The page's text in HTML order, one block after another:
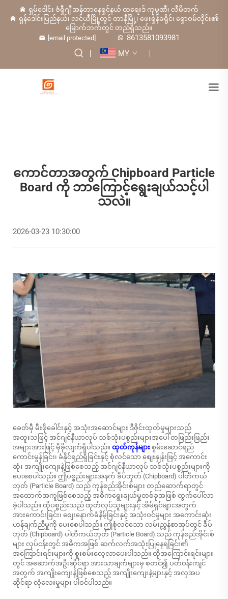
ရှမ်ဒေါင်း ဇံရှီဂျီ အန်တာနေရှင်နယ် ထရေးဒ် ကုမ္ပဏီ၊ လီမိတက်
ရှန်ဒေါင်းပြည်နယ်၊ လင်ယီမြို့တွင် တာနီမြို့၊ ဖေးရှဲန်ခရိုင်၊ ရှောဝမ်လိုင်း၏
မြောက်ဘက်တွင် တည်ရှိသည်။
[email protected]
8613581093981
MY
ကောင်တာအတွက် Chipboard Particle
Board ကို ဘာကြောင့်ရွေးချယ်သင့်ပါ
သလဲ။
2026-03-23 10:30:00
ခေတ်မှီ မီးဖိုခေါင်းနှင့် အသုံးအဆောင်များ ဒီဇိုင်းထုတ်မှုများသည်
အထူးသဖြင့် အင်ဂျင်နီယာလုပ် သစ်သုံးပစ္စည်းများအပေါ် တဖြည်းဖြည်း
အများအားဖြင့် မှီခိုလျက်ရှိပါသည်။ ထုတ်ကုန်များ စွမ်းဆောင်ရည်
ကောင်းမွန်ခြင်း၊ ခံနိုင်ရည်ရှိခြင်းနှင့် စုံလင်သော စျေးနှုန်းဖြင့် အကောင်း
ဆုံး အကျိုးကျေးနဲ့ဖြစ်စေသည့် အင်ဂျင်နီယာလုပ် သစ်သုံးပစ္စည်းများကို
ပေးစေပါသည်။ ဤပစ္စည်းများအနက် ခီပ်ဘုတ် (Chipboard) ပါတီကယ်
ဘုတ် (Particle Board) သည် ကုန်စည်အိုင်းစ်များ တည်ဆောက်ရာတွင်
အထောက်အကူဖြစ်စေသည့် အဓိကရွေးချယ်မှုတစ်ခုအဖြစ် ထွက်ပေါ်လာ
ခဲ့ပါသည်။ ထိုပစ္စည်းသည် ထုတ်လုပ်သူများနှင့် အိမ်ရှင်များအတွက်
အားကောင်းခြင်း၊ စျေးနောက်ခံနိမ့်ခြင်းနှင့် အသုံးဝင်မှုများ အကောင်းဆုံး
ဟန်ချက်ညီမှုကို ပေးစေပါသည်။ ဤစုံလင်သော လမ်းညွှန်စာအုပ်တွင် ခီပ်
ဘုတ် (Chipboard) ပါတီကယ်ဘုတ် (Particle Board) သည် ကုန်စည်အိုင်းစ်
များ လုပ်ငန်းတွင် အဓိကအဖြစ် ဆက်လက်အသုံးပြုနေရခြင်း၏
အကြောင်းရင်းများကို စူးစမ်းလေ့လာပေးပါသည်။ ထိုအကြောင်းရင်းများ
တွင် အဆောက်အဦးဆိုင်ရာ အားသာချက်များမှ စတင်၍ ပတ်ဝန်းကျင်
အတွက် အကျိုးကျေးနဲ့ဖြစ်စေသည့် အကျိုးကျေးနဲ့များနှင့် အလှအပ
ဆိုင်ရာ လုံလေးမှုများ ပါဝင်ပါသည်။